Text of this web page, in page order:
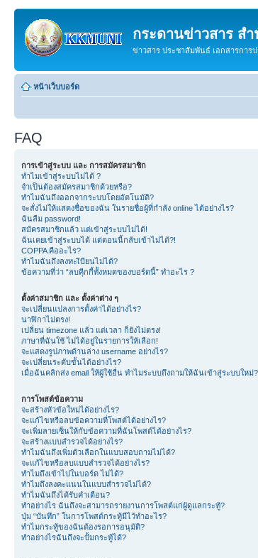
กระดานข่าวสาร ส
ข่าวสาร ประชาสัมพันธ์ เอกสารกา
หน้าเว็บบอร์ด
FAQ
การเข้าสู่ระบบ และ การสมัครสมาชิก
ทำไมเข้าสู่ระบบไม่ได้ ?
จำเป็นต้องสมัครสมาชิกด้วยหรือ?
ทำไมฉันถึงออกจากระบบโดยอัตโนมัติ?
จะสั่งไม่ให้แสดงชื่อของฉัน ในรายชื่อผู้ที่กำลัง online ได้อย่างไร?
ฉันลืม password!
สมัครสมาชิกแล้ว แต่เข้าสู่ระบบไม่ได้!
ฉันเคยเข้าสู่ระบบได้ แต่ตอนนี้กลับเข้าไม่ได้?!
COPPA คืออะไร?
ทำไมฉันถึงลงทะเีบียนไม่ได้?
ข้อความที่ว่า “ลบคุีกกี้ทั้งหมดของบอร์ดนี้” ทำอะไร ?
ตั้งค่าสมาชิก และ ตั้งค่าต่าง ๆ
จะเปลี่ยนแปลงการตั้งค่าได้อย่างไร?
นาฬิกาไม่ตรง!
เปลี่ยน timezone แล้ว แต่เวลา ก็ยังไม่ตรง!
ภาษาที่ฉันใช้ ไม่ได้อยู่ในรายการให้เลือก!
จะแสดงรูปภาพด้านล่าง username อย่างไร?
จะเปลี่ยนระดับขั้นได้อย่างไร?
เมื่อฉันคลิกส่ง email ให้ผู้ใช้อื่น ทำไมระบบถึงถามให้ฉันเข้าสู่ระบบใหม่?
การโพสต์ข้อความ
จะสร้างหัวข้อใหม่ได้อย่างไร?
จะแก้ไขหรือลบข้อความที่โพสต์ได้อย่างไร?
จะเพิ่มลายเซ็นให้กับข้อความที่ฉันโพสต์ได้อย่างไร?
จะสร้างแบบสำรวจได้อย่างไร?
ทำไมฉันถึงเพิ่มตัวเลือกในแบบสอบถามไม่ได้?
จะแก้ไขหรือลบแบบสำรวจได้อย่างไร?
ทำไมถึงเข้าไปในบอร์ด ไม่ได้?
ทำไมถึงลงคะแนนในแบบสำรวจไม่ได้?
ทำไมฉันถึงได้รับคำเตือน?
ทำอย่างไร ฉันถึงจะสามารถรายงานการโพสต์แก่ผู้ดูแลกระทู้?
ปุ่ม “บันทึก” ในการโพสต์กระทู้มีไว้ทำอะไร?
ทำไมกระทู้ของฉันต้องรอการอนุมัติ?
ทำอย่างไรฉันถึงจะปั้มกระทู้ได้?